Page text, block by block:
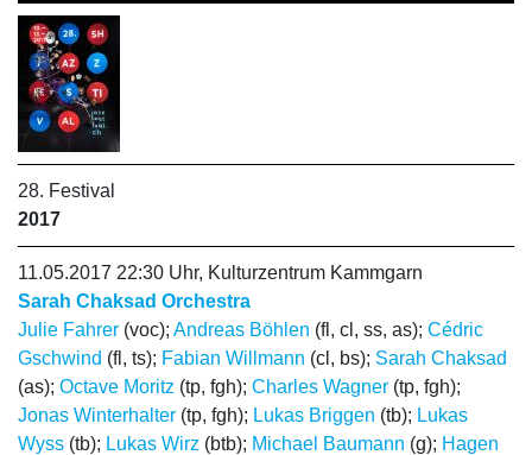
28. Festival
2017
11.05.2017 22:30 Uhr, Kulturzentrum Kammgarn
Sarah Chaksad Orchestra
Julie Fahrer (voc); Andreas Böhlen (fl, cl, ss, as); Cédric
Gschwind (fl, ts); Fabian Willmann (cl, bs); Sarah Chaksad
(as); Octave Moritz (tp, fgh); Charles Wagner (tp, fgh);
Jonas Winterhalter (tp, fgh); Lukas Briggen (tb); Lukas
Wyss (tb); Lukas Wirz (btb); Michael Baumann (g); Hagen